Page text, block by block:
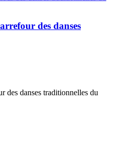
des danses
danses traditionnelles du